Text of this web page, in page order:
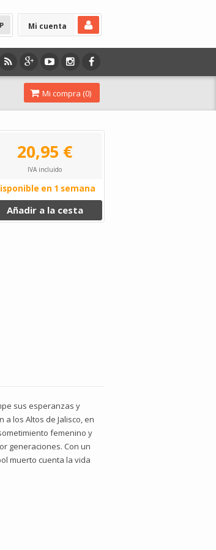
Mi cuenta
Mi compra (0)
20,95 €
IVA incluido
en 1 semana
Añadir a la cesta
sus esperanzas y
los Altos de Jalisco, en
femenino y
generaciones. Con un
muerto cuenta la vida